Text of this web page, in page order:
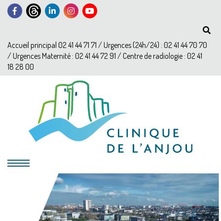
Accueil principal 02 41 44 71 71 / Urgences (24h/24) : 02 41 44 70 70
/ Urgences Maternité : 02 41 44 72 91 / Centre de radiologie : 02 41
18 28 00